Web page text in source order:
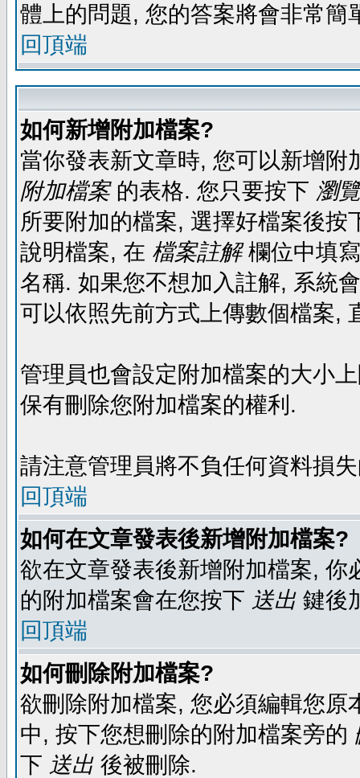
體上的問題, 您的答案將會非常簡
回頂端
如何新增附加檔案?
當你發表新文章時, 您可以新增
附加檔案的表格. 您只要按下 瀏
所要附加的檔案, 選擇好檔案後
說明檔案, 在 檔案註解欄位中填
名稱. 如果您不想加入註解, 系統
可以依照先前方式上傳數個檔案,
管理員也會設定附加檔案的大小
保有刪除您附加檔案的權利.
請注意管理員將不負任何資料損
回頂端
如何在文章發表後新增附加檔案?
欲在文章發表後新增附加檔案,
的附加檔案會在您按下 送出 鍵後
回頂端
如何刪除附加檔案?
欲刪除附加檔案, 您必須編輯您
中, 按下您想刪除的附加檔案旁的
下 送出 後被刪除.